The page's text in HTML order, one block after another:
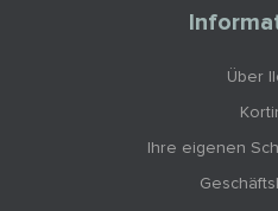
Über
Ihre eigenen